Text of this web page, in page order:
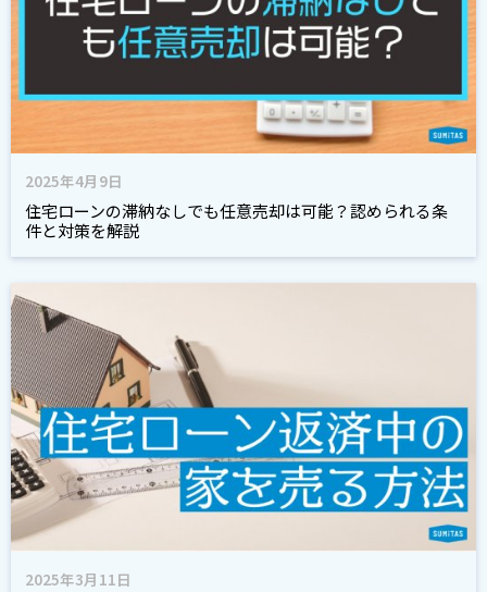
2025年4月9日
住宅ローンの滞納なしでも任意売却は可能？認められる条
件と対策を解説
2025年3月11日